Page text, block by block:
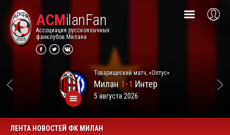
ACMilanFan
Ассоциация русскоязычных
фанклубов Милана
Товарищеский матч, «Оптус»
Милан1-1 Интер
5 августа 2026
ЛЕНТА НОВОСТЕЙ ФК МИЛАН